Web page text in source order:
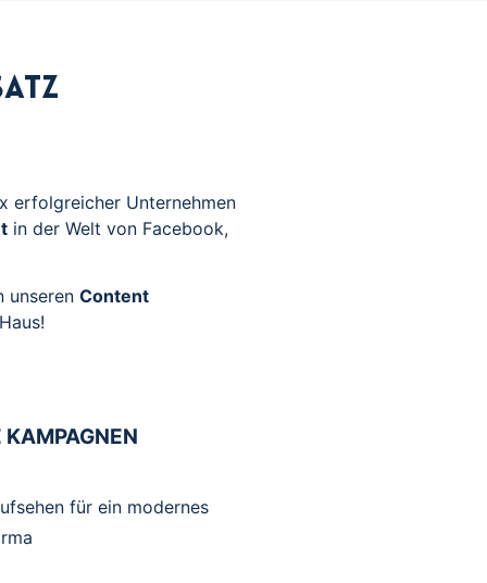
erfolgreicher Unternehmen
in der Welt von Facebook,
unseren Content
für ein modernes